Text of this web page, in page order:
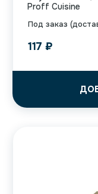
Под заказ
Proff Cuisine
117 ₽